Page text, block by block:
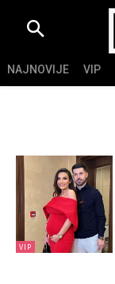
NAJNOVIJE VIP
VIP